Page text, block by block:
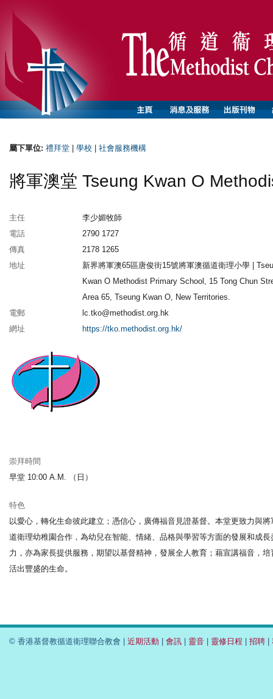
屬下單位: 禮拜堂 學校 社會服務機構
將軍澳堂 Tseung Kwan O
主任
李少媚牧師
電話
2790 1727
傳真
2178 1265
地址
新界將軍澳65區唐俊街15號將軍澳循道衛理小學 |
Kwan O Methodist Primary School, 15 Tong Chun
Area 65, Tseung Kwan O, New Territories.
電郵
lc.tko@methodist.org.hk
網址
https://tko.methodist.org.hk/
崇拜時間
早堂 10:00 A.M. （日）
特色
以愛心，轉化生命彼此建立；憑信心，廣傳福音見證基督。本堂更致力與將
道衛理幼稚園合作，為幼兒在智能、情緒、品格與學習等方面的發展和成長
力，亦為家長提供服務，期望以基督精神，發展全人教育；藉宣講福音，培
活出豐盛的生命。
© 香港基督教循道衛理聯合教會 | 近期活動 會訊 靈音 靈修日程 招聘